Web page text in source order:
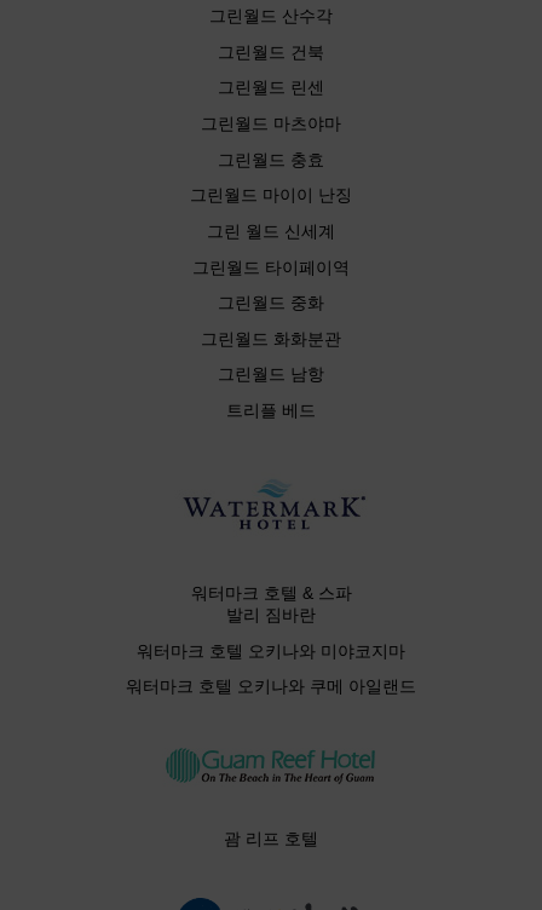
그린월드 산수각
그린월드 건북
그린월드 린센
그린월드 마츠야마
그린월드 충효
그린월드 마이이 난징
그린 월드 신세계
그린월드 타이페이역
그린월드 중화
그린월드 화화분관
그린월드 남항
트리플 베드
워터마크 호텔 & 스파
발리 짐바란
워터마크 호텔 오키나와 미야코지마
워터마크 호텔 오키나와 쿠메 아일랜드
괌 리프 호텔